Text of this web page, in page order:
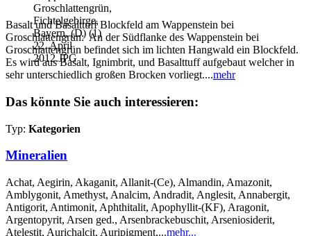
Basalt und Basalttuff Blockfeld am Wappenstein bei
Groschlattengrün: An der Südflanke des Wappenstein bei
Groschlattengrün befindet sich im lichten Hangwald ein Blockfeld.
Es wird aus Basalt, Ignimbrit, und Basalttuff aufgebaut welcher in
sehr unterschiedlich großen Brocken vorliegt....mehr
Das könnte Sie auch interessieren:
Typ: Kategorien
Mineralien
Achat, Aegirin, Akaganit, Allanit-(Ce), Almandin, Amazonit,
Amblygonit, Amethyst, Analcim, Andradit, Anglesit, Annabergit,
Antigorit, Antimonit, Aphthitalit, Apophyllit-(KF), Aragonit,
Argentopyrit, Arsen ged., Arsenbrackebuschit, Arseniosiderit,
Atelestit, Aurichalcit, Auripigment,...mehr...